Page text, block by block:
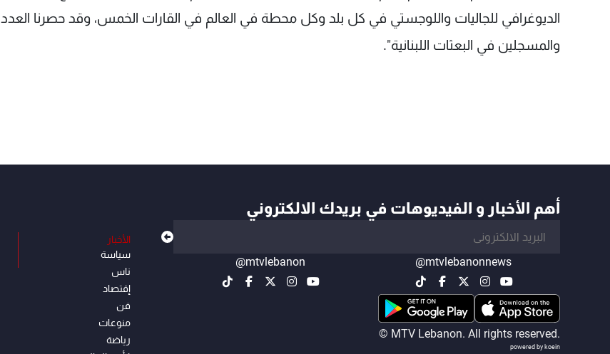
الديوغرافي للجاليات واللوجستي في كل بلد وكل محطة في العالم في القارات الخمس، وقد حصرنا العدد
والمسجلين في البعثات اللبنانية".
أهم الأخبار و الفيديوهات في بريدك الالكتروني
@mtvlebanonnews
@mtvlebanon
© MTV Lebanon. All rights reserved.
powered by koein
الأخبار
سياسة
ناس
إقتصاد
فن
منوعات
رياضة